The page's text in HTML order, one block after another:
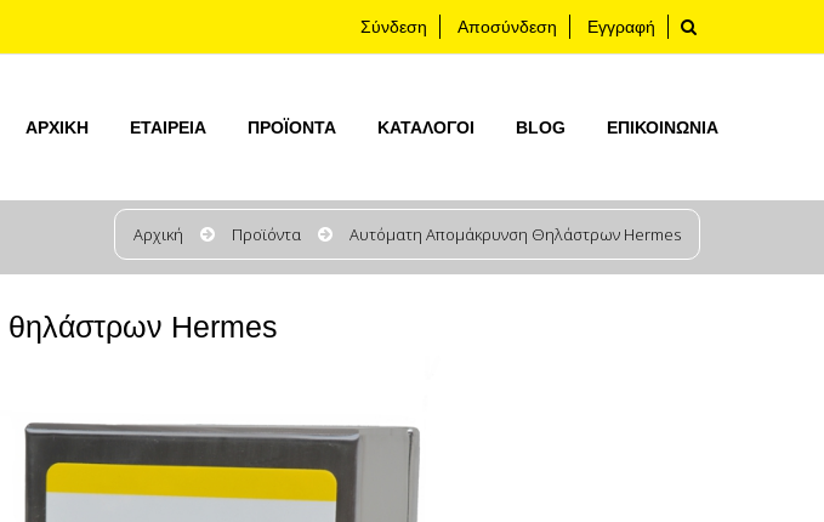
Σύνδεση Αποσύνδεση Εγγραφή
ΑΡΧΙΚΉ ΕΤΑΙΡΕΊΑ ΠΡΟΪΟΝΤΑ ΚΑΤΆΛΟΓΟΙ BLOG ΕΠΙΚΟΙΝΩΝΊΑ
Αρχική Προϊόντα Aυτόματη Απομάκρυνση Θηλάστρων Hermes
Hermes